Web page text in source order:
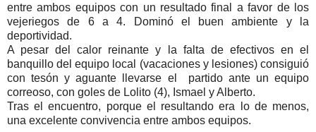
entre ambos equipos con un resultado final a favor de los
vejeriegos de 6 a 4. Dominó el buen ambiente y la
deportividad.
A pesar del calor reinante y la falta de efectivos en el
banquillo del equipo local (vacaciones y lesiones) consiguió
con tesón y aguante llevarse el partido ante un equipo
correoso, con goles de Lolito (4), Ismael y Alberto.
Tras el encuentro, porque el resultando era lo de menos,
una excelente convivencia entre ambos equipos.